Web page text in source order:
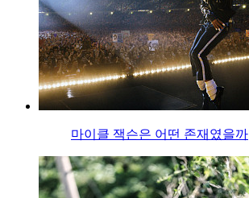
마이클 잭슨은 어떤 존재였을까